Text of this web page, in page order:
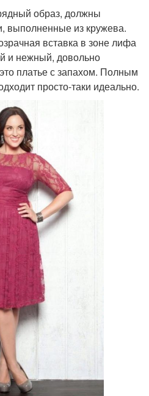
образ, должны
выполненные из кружева.
вставка в зоне лифа
и нежный, довольно
платье с запахом. Полным
просто-таки идеально.